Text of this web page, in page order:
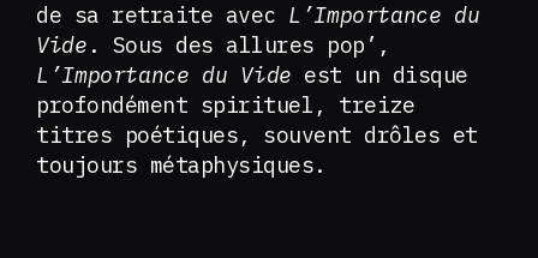
de sa retraite avec L’Importance du
Vide . Sous des allures pop’,
L’Importance du Vide est un disque
profondément spirituel, treize
titres poétiques, souvent drôles et
toujours métaphysiques.